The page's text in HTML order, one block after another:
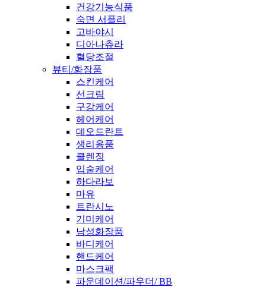
건강기능식품
숙면 서플리
고바야시
디아나츄라
혈당조절
뷰티/화장품
스킨케어
선크림
구강케어
헤어케어
데오드란트
생리용품
클렌징
입술케어
하다라보
마유
트란시노
기미케어
남성화장품
바디케어
핸드케어
마스크팩
파운데이션/파우더/ BB